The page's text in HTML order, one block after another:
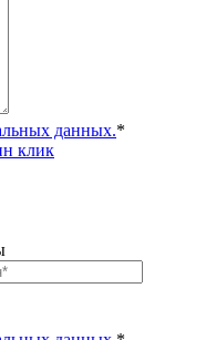
данных.*
клик